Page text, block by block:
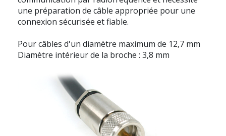
une préparation de câble appropriée pour une
connexion sécurisée et fiable.
Pour câbles d'un diamètre maximum de 12,7 mm
Diamètre intérieur de la broche : 3,8 mm